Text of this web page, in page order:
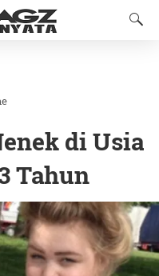
di Usia
Tahun